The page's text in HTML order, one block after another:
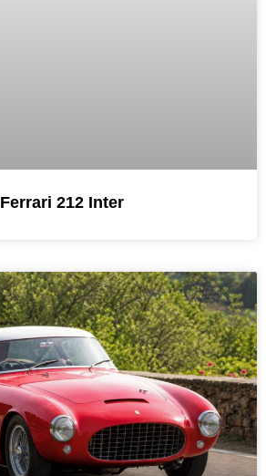
Ferrari 212 Inter